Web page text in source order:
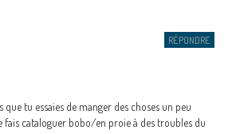
RÉPONDRE
que tu essaies de manger des choses un peu
fais cataloguer bobo/en proie à des troubles du